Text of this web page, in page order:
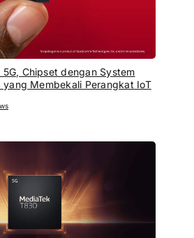
Chipset dengan System
yang Membekali Perangkat IoT